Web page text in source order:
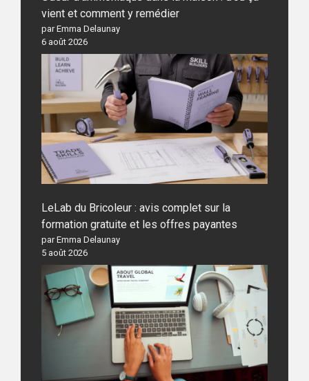
vient et comment y remédier
par Emma Delaunay
6 août 2026
LeLab du Bricoleur : avis complet sur la
formation gratuite et les offres payantes
par Emma Delaunay
5 août 2026